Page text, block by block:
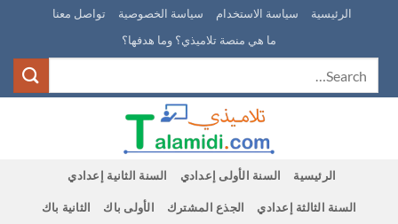
content
الرئيسية سياسة الاستخدام سياسة الخصوصية
تواصل معنا
ما هي منصة تلاميذي؟ وما هدفها؟
الرئيسية السنة الأولى إعدادي السنة الثانية إعدادي
السنة الثالثة إعدادي الجذع المشترك الأولى باك الثانية باك